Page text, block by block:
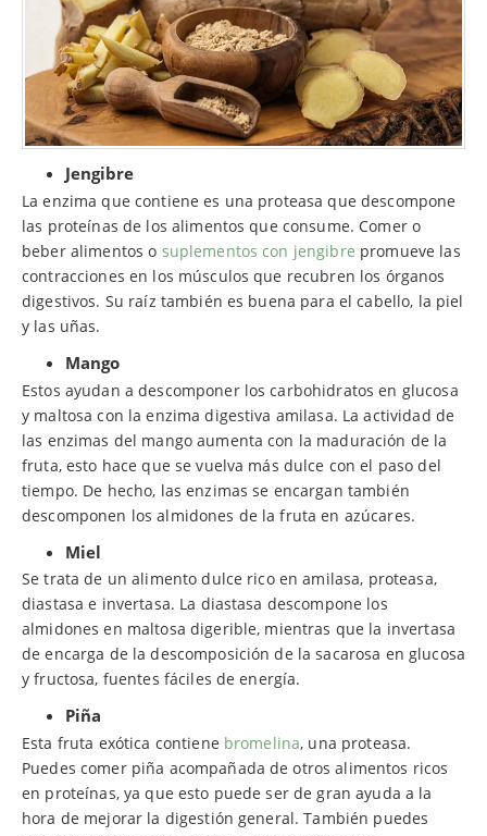
Jengibre
La enzima que contiene es una proteasa que descompone
las proteínas de los alimentos que consume. Comer o
beber alimentos o suplementos con jengibre promueve las
contracciones en los músculos que recubren los órganos
digestivos. Su raíz también es buena para el cabello, la piel
y las uñas.
Mango
Estos ayudan a descomponer los carbohidratos en glucosa
y maltosa con la enzima digestiva amilasa. La actividad de
las enzimas del mango aumenta con la maduración de la
fruta, esto hace que se vuelva más dulce con el paso del
tiempo. De hecho, las enzimas se encargan también
descomponen los almidones de la fruta en azúcares.
Miel
Se trata de un alimento dulce rico en amilasa, proteasa,
diastasa e invertasa. La diastasa descompone los
almidones en maltosa digerible, mientras que la invertasa
de encarga de la descomposición de la sacarosa en glucosa
y fructosa, fuentes fáciles de energía.
Piña
Esta fruta exótica contiene bromelina, una proteasa.
Puedes comer piña acompañada de otros alimentos ricos
en proteínas, ya que esto puede ser de gran ayuda a la
hora de mejorar la digestión general. También puedes